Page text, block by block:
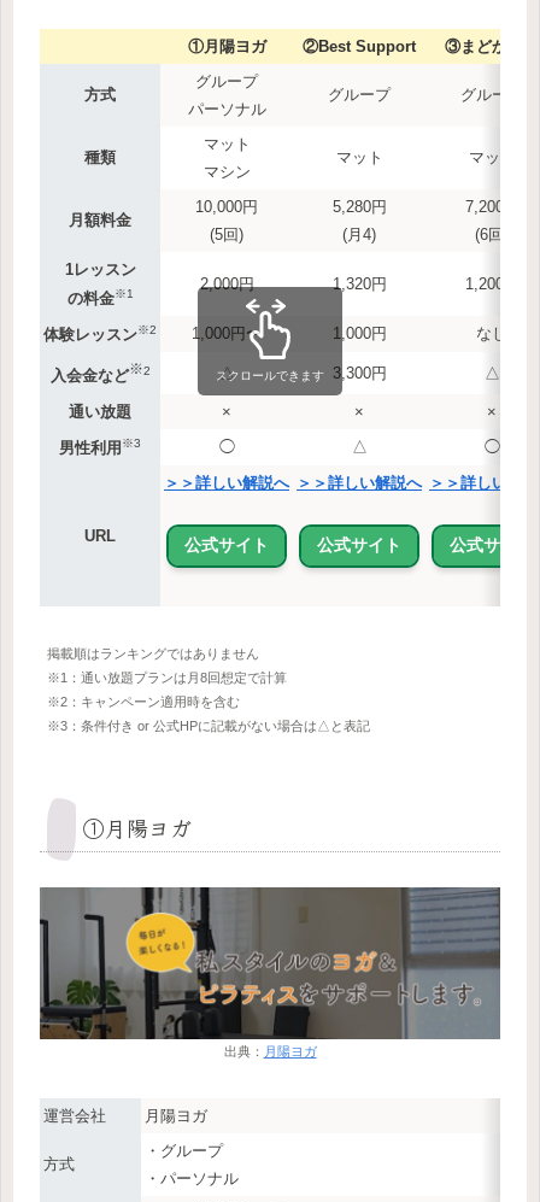
①月陽ヨガ ②Best Support ③まどかぴあ
方式
グループ
パーソナル
グループ グループ
種類
マット
マシン
マット マット
月額料金
10,000円
(5回)
5,280円
(月4)
7,200円
(6回)
1レッスン
の料金※1
2,000円 1,320円 1,200円
体験レッスン※2 1,000円〜 1,000円 なし
入会金など※2 △ 3,300円 △
通い放題 × ×
×
男性利用 ※3 ◯ △ ◯
URL
＞＞詳しい解説へ
公式サイト
＞＞詳しい解説へ
公式サイト
＞＞詳しい解
公式サイト
スクロールできます
掲載順はランキングではありません
※1：通い放題プランは月8回想定で計算
※2：キャンペーン適用時を含む
※3：条件付き or 公式HPに記載がない場合は△と表記
①月陽ヨガ
出典： 月陽ヨガ
運営会社 月陽ヨガ
方式
・グループ
・パーソナル